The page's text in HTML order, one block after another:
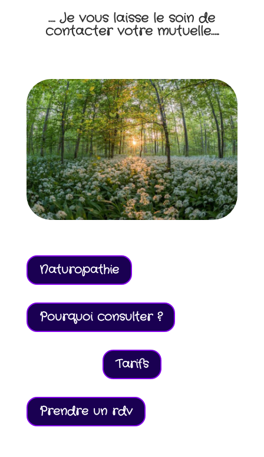
…. Je vous laisse le soin de
contacter votre mutuelle…..
Naturopathie
Pourquoi consulter ?
Tarifs
Prendre un rdv